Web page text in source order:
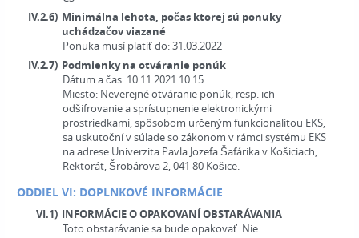
IV.2.6) Minimálna lehota, počas ktorej sú ponuky
uchádzačov viazané
Ponuka musí platiť do: 31.03.2022
IV.2.7) Podmienky na otváranie ponúk
Dátum a čas: 10.11.2021 10:15
Miesto: Neverejné otváranie ponúk, resp. ich
odšifrovanie a sprístupnenie elektronickými
prostriedkami, spôsobom určeným funkcionalitou EKS,
sa uskutoční v súlade so zákonom v rámci systému EKS
na adrese Univerzita Pavla Jozefa Šafárika v Košiciach,
Rektorát, Šrobárova 2, 041 80 Košice.
ODDIEL VI: DOPLNKOVÉ INFORMÁCIE
VI.1) INFORMÁCIE O OPAKOVANÍ OBSTARÁVANIA
Toto obstarávanie sa bude opakovať: Nie